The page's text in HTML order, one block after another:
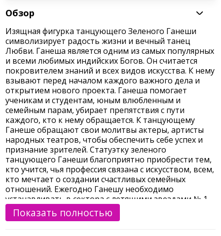
семейным парам, убирает препятствия с пути
каждого, кто к нему обращается. К танцующему
Ганеше обращают свои молитвы актеры, артисты
народных театров, чтобы обеспечить себе успех и
признание зрителей. Статуэтку зеленого
танцующего Ганеши благоприятно приобрести тем,
кто учится, чья профессия связана с искусством, всем,
кто мечтает о создании счастливых семейных
отношений. Ежегодно Ганешу необходимо
устанавливать в сектора с летящими звездами № 1,
6, 9 для реализации новых возможностей. Если у вас
возникли серьезные трудности, препятствия, заторы
в делах попросите Ганешу о помощи, сделав ему
сладкое подношение и прочитав мантру ОМ ГАМ
ГАНАПАТАЙЕ НАМАХА.
Показать полностью
Отзывы0
Артикул: ФФ-193
Похожие товары